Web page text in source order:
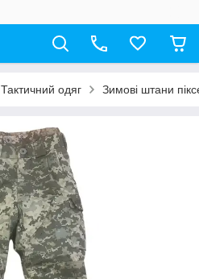
Тактичний одяг Зимові штани